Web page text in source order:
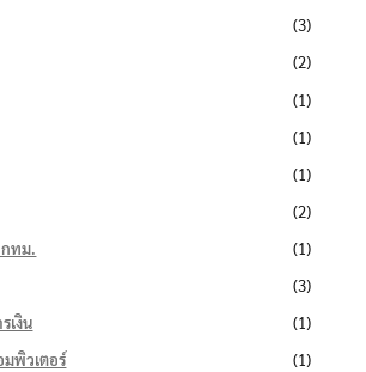
(3)
(2)
(1)
(1)
(1)
(2)
กทม.
(1)
(3)
เงิน
(1)
มพิวเตอร์
(1)